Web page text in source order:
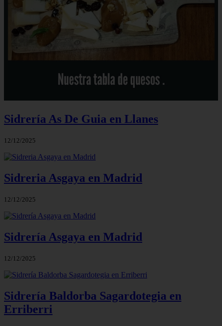
Sidrería As De Guia en Llanes
12/12/2025
Sidreria Asgaya en Madrid
12/12/2025
Sidrería Asgaya en Madrid
12/12/2025
Sidrería Baldorba Sagardotegia en
Erriberri